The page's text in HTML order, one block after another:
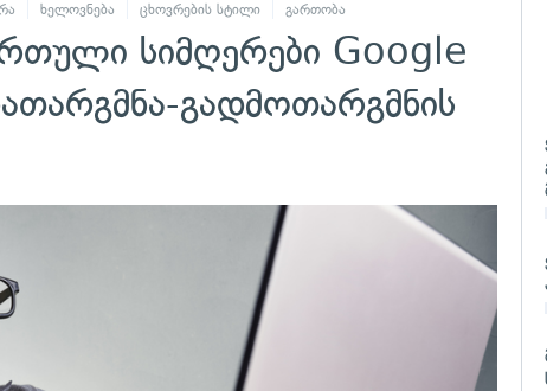
ხელოვნება ცხოვრების სტილი გართობა
სიმღერები Google
გადმოთარგმნის